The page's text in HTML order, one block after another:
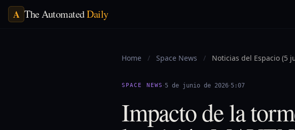
A The AutomatedDaily
Home / Space News / Noticias del Espacio (5
SPACE NEWS ·5 de junio de 2026·5:07
Impacto de la